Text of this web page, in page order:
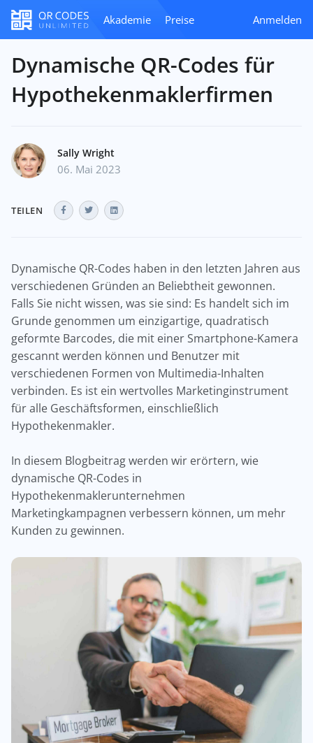
Akademie Preise Anmelden
Dynamische QR-Codes für
Hypothekenmaklerfirmen
Sally Wright
06. Mai 2023
TEILEN
Dynamische QR-Codes haben in den letzten Jahren aus
verschiedenen Gründen an Beliebtheit gewonnen.
Falls Sie nicht wissen, was sie sind: Es handelt sich im
Grunde genommen um einzigartige, quadratisch
geformte Barcodes, die mit einer Smartphone-Kamera
gescannt werden können und Benutzer mit
verschiedenen Formen von Multimedia-Inhalten
verbinden. Es ist ein wertvolles Marketinginstrument
für alle Geschäftsformen, einschließlich
Hypothekenmakler.
In diesem Blogbeitrag werden wir erörtern, wie
dynamische QR-Codes in
Hypothekenmaklerunternehmen
Marketingkampagnen verbessern können, um mehr
Kunden zu gewinnen.